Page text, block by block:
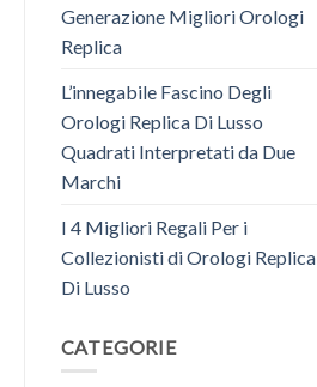
Generazione Migliori Orologi
Replica
L’innegabile Fascino Degli
Orologi Replica Di Lusso
Quadrati Interpretati da Due
Marchi
I 4 Migliori Regali Per i
Collezionisti di Orologi Replica
Di Lusso
CATEGORIE